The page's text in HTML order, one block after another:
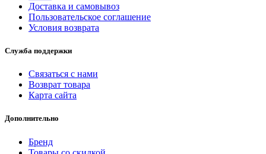
Доставка и самовывоз
Пользовательское соглашение
Условия возврата
Служба поддержки
Связаться с нами
Возврат товара
Карта сайта
Дополнительно
Бренд